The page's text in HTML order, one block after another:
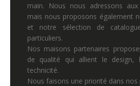
main. Nous nous adressons aux
mais nous proposons également
et notre sélection de
particuliers.
Nos maisons partenaires
de qualité qui allient le design,
technicité.
Nous faisons une priorité dans